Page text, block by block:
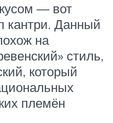
— вот
кантри. Данный
на
стиль,
который
племён